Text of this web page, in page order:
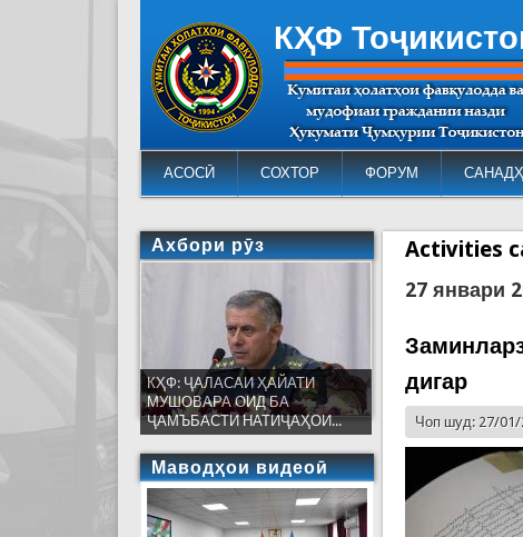
КҲФ
АСОСӢ СОХТОР ФОРУМ
Activities
27 январи
дигар
Чоп шуд: 27/
Ахбори рӯз
КҲФ: ҶАЛАСАИ ҲАЙАТИ
МУШОВАРА ОИД БА
ҶАМЪБАСТИ НАТИҶАҲОИ...
Маводҳои видеоӣ